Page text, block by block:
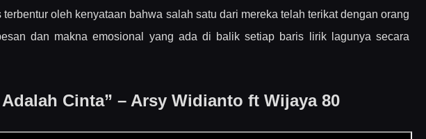
Adalah Cinta”
dan Getaran yang Sama
yang Hadir Terlambat
Hilang dan Sikap Bertahan
dan Menjauh
terbentur oleh kenyataan bahwa salah satu dari mereka telah terikat dengan orang
dan makna emosional yang ada di balik setiap baris lirik lagunya secara
Cinta” – Arsy Widianto ft Wijaya 80